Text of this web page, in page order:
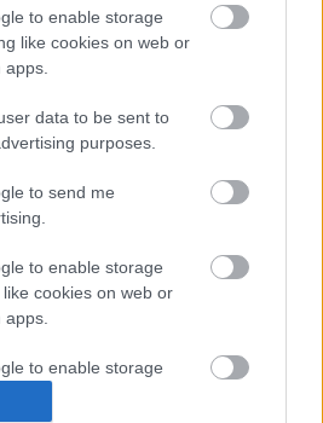
to enable storage
like cookies on web or
data to be sent to
purposes.
to send me
to enable storage
cookies on web or
to enable storage
of the website or app.
a második sáv közepén
ártott volna körülnézni.
hogy kell közlekedni
belül, többsávos